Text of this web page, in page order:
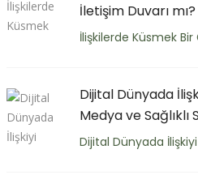
İletişim Duvarı mı?
İlişkilerde Küsmek Bir
Dijital Dünyada
Medya ve Sağlıklı
Dijital Dünyada